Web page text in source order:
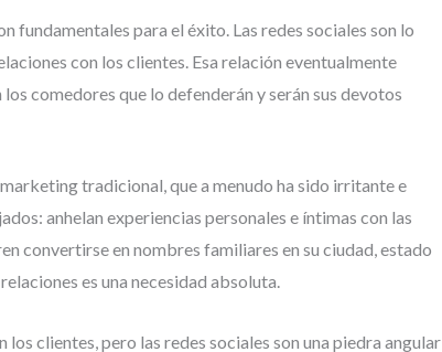
fundamentales para el éxito. Las redes sociales son lo
con los clientes. Esa relación eventualmente
comedores que lo defenderán y serán sus devotos
tradicional, que a menudo ha sido irritante e
anhelan experiencias personales e íntimas con las
convertirse en nombres familiares en su ciudad, estado
es una necesidad absoluta.
clientes, pero las redes sociales son una piedra angular